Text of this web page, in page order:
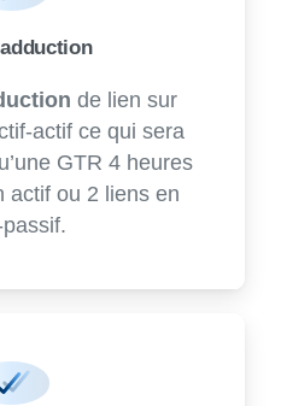
de lien sur
actif ce qui sera
GTR 4 heures
actif ou 2 liens en